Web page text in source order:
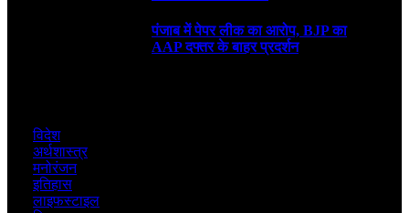
पंजाब में पेपर लीक का आरोप, BJP का
AAP दफ्तर के बाहर प्रदर्शन
विदेश
अर्थशास्त्र
मनोरंजन
इतिहास
लाइफस्टाइल